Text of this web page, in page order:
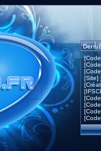
[Site]